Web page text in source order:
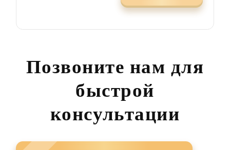
Позвоните нам для
быстрой
консультации